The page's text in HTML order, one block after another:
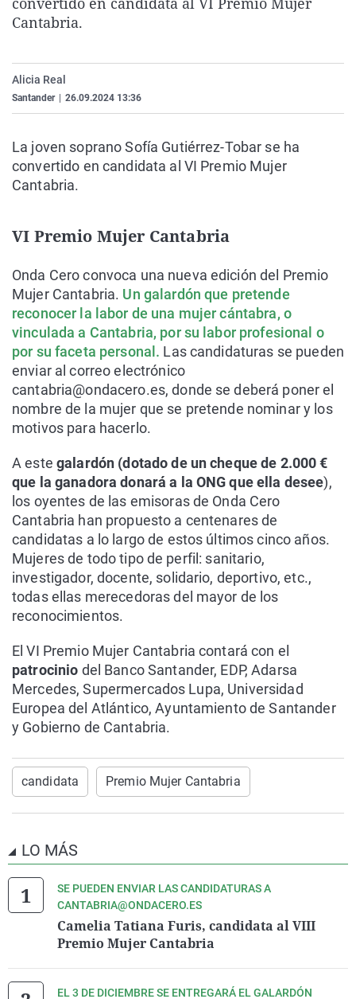
La rosa de los vientos
Como el perro y el
Caso
Equipo de
Extremadura
La Rioja
Virales
Elecciones
Cantabria.
Alicia Real
Santander 26.09.2024 13:36
La joven soprano Sofía Gutiérrez-Tobar se ha
convertido en candidata al VI Premio Mujer
Cantabria.
VI Premio Mujer Cantabria
Onda Cero convoca una nueva edición del Premio
Mujer Cantabria. Un galardón que pretende
reconocer la labor de una mujer cántabra, o
vinculada a Cantabria, por su labor profesional o
por su faceta personal. Las candidaturas se pueden
enviar al correo electrónico
cantabria@ondacero.es, donde se deberá poner el
nombre de la mujer que se pretende nominar y los
motivos para hacerlo.
A este galardón (dotado de un cheque de 2.000 €
que la ganadora donará a la ONG que ella desee),
los oyentes de las emisoras de Onda Cero
Cantabria han propuesto a centenares de
candidatas a lo largo de estos últimos cinco años.
Mujeres de todo tipo de perfil: sanitario,
investigador, docente, solidario, deportivo, etc.,
todas ellas merecedoras del mayor de los
reconocimientos.
El VI Premio Mujer Cantabria contará con el
patrocinio del Banco Santander, EDP, Adarsa
Mercedes, Supermercados Lupa, Universidad
Europea del Atlántico, Ayuntamiento de Santander
y Gobierno de Cantabria.
candidata Premio Mujer Cantabria
LO MÁS
SE PUEDEN ENVIAR LAS CANDIDATURAS A
CANTABRIA@ONDACERO.ES
Camelia Tatiana Furis, candidata al VIII
Premio Mujer Cantabria
EL 3 DE DICIEMBRE SE ENTREGARÁ EL GALARDÓN